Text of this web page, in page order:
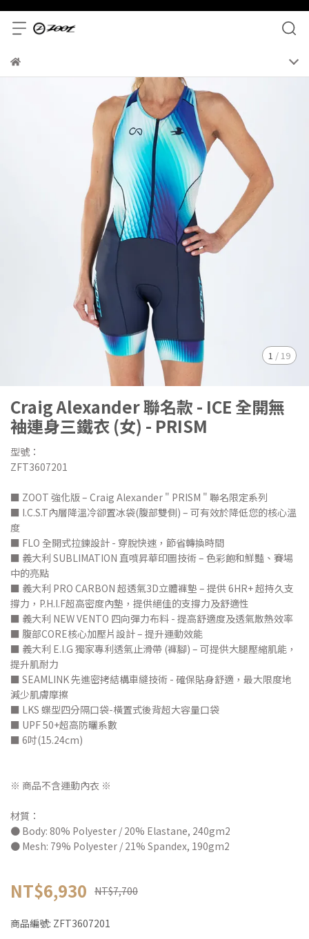
1 / 19
Craig Alexander 聯名款 - ICE 全開無
袖連身三鐵衣 (女) - PRISM
型號：
ZFT3607201
■ ZOOT 強化版 – Craig Alexander " PRISM " 聯名限定系列
■ I.C.S.T內層降溫冷卻置冰袋(腹部雙側) – 可有效於降低您的核心溫
度
■ FLO 全開式拉鍊設計 - 穿脫快速，節省轉換時間
■ 義大利 SUBLIMATION 直噴昇華印圖技術 – 色彩飽和鮮豔、賽場
中的亮點
■ 義大利 PRO CARBON 超透氣3D立體褲墊 – 提供 6HR+ 超持久支
撐力，P.H.I.F超高密度內墊，提供絕佳的支撐力及舒適性
■ 義大利 NEW VENTO 四向彈力布料 - 提高舒適度及透氣散熱效率
■ 腹部CORE核心加壓片設計 – 提升運動效能
■ 義大利 E.I.G 獨家專利透氣止滑帶 (褲腳) – 可提供大腿壓縮肌能，
提升肌耐力
■ SEAMLINK 先進密拷結構車縫技術 - 確保貼身舒適，最大限度地
減少肌膚摩擦
■ LKS 蝶型四分隔口袋-橫置式後背超大容量口袋
■ UPF 50+超高防曬系數
■ 6吋(15.24cm)
※ 商品不含運動內衣 ※
材質：
● Body: 80% Polyester / 20% Elastane, 240gm2
● Mesh: 79% Polyester / 21% Spandex, 190gm2
NT$6,930 NT$7,700
商品編號: ZFT3607201